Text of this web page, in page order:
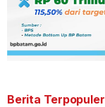
Berita Terpopuler